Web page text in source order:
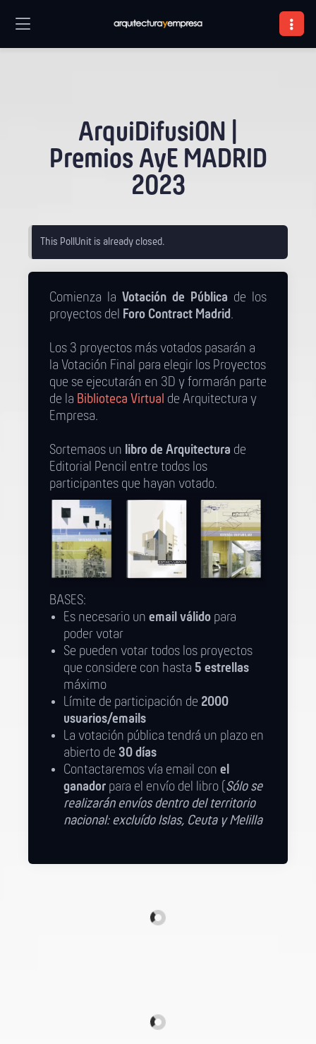
ArquiDifusiON |
Premios AyE MADRID
2023
This PollUnit is already closed.
Comienza la Votación de Pública de los
proyectos del Foro Contract Madrid.
Los 3 proyectos más votados pasarán a
la Votación Final para elegir los Proyectos
que se ejecutarán en 3D y formarán parte
de la Biblioteca Virtual de Arquitectura y
Empresa.
Sortemaos un libro de Arquitectura de
Editorial Pencil entre todos los
participantes que hayan votado.
BASES:
Es necesario un email válido para
poder votar
Se pueden votar todos los proyectos
que considere con hasta 5 estrellas
máximo
Límite de participación de 2000
usuarios/emails
La votación pública tendrá un plazo en
abierto de 30 días
Contactaremos vía email con el
ganador para el envío del libro ( Sólo se
realizarán envíos dentro del territorio
nacional: excluído Islas, Ceuta y Melilla